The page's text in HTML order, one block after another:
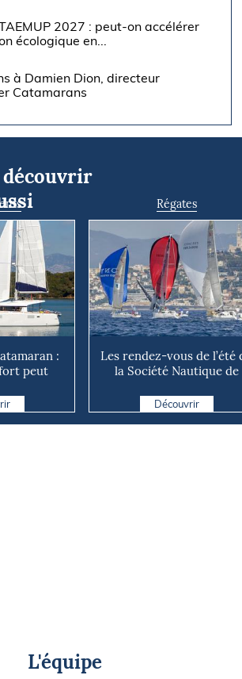
2027 : peut-on accélérer
écologique en...
à Damien Dion, directeur
Catamarans
découvrir
:
peut
Régates
Les rendez-vous de l’été
la Société Nautique de
Découvrir
L'équipe